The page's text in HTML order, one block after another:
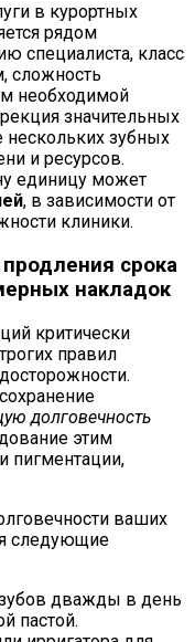
в курортных
рядом
специалиста, класс
сложность
необходимой
значительных
нескольких зубных
и ресурсов.
единицу может
, в зависимости от
клиники.
срока
накладок
критически
правил
долговечность
этим
пигментации,
ваших
следующие
дважды в день
пастой.